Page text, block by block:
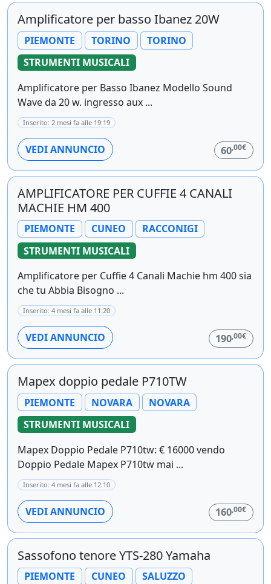
Amplificatore per basso Ibanez 20W
PIEMONTE TORINO
TORINO
STRUMENTI MUSICALI
Amplificatore per Basso Ibanez Modello Sound
Wave da 20 w. ingresso aux ...
Inserito: 2 mesi fa alle 19:19
VEDI ANNUNCIO 60,00€
AMPLIFICATORE PER CUFFIE 4 CANALI
MACHIE HM 400
PIEMONTE CUNEO
RACCONIGI
STRUMENTI MUSICALI
Amplificatore per Cuffie 4 Canali Machie hm 400 sia
che tu Abbia Bisogno ...
Inserito: 4 mesi fa alle 11:20
VEDI ANNUNCIO 190,00€
Mapex doppio pedale P710TW
PIEMONTE NOVARA
NOVARA
STRUMENTI MUSICALI
Mapex Doppio Pedale P710tw: € 16000 vendo
Doppio Pedale Mapex P710tw mai ...
Inserito: 4 mesi fa alle 12:10
VEDI ANNUNCIO 160,00€
Sassofono tenore YTS-280 Yamaha
PIEMONTE CUNEO
SALUZZO